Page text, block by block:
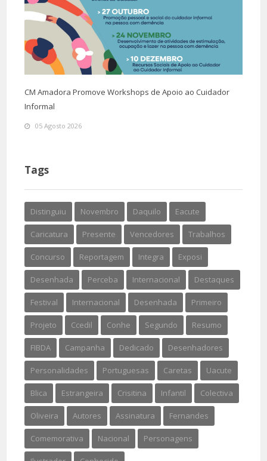
CM Amadora Promove Workshops de Apoio ao Cuidador
Informal
05 Agosto 2026
Tags
Distinguiu Novembro Daquilo Eacute
Caricatura Presente Vencedores Trabalhos
Concurso Reportagem Integra Exposi
Desenhada Perceba Internacional Destaques
Festival Internacional Desenhada Primeiro
Projeto Ccedil Conhe Segundo Resumo
FIBDA Campanha Dedicado Desenhadores
Personalidades Portuguesas Caretas Uacute
Blica Estrangeira Crisitina Infantil Colectiva
Oliveira Autores Assinatura Fernandes
Comemorativa Nacional Personagens